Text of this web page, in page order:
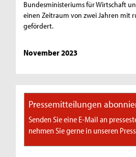
Bundesministeriums für Wirtschaft
einen Zeitraum von zwei Jahren mit
gefördert.
November 2023
Pressemitteilungen
Senden Sie eine E-Mail an
nehmen Sie gerne in unseren